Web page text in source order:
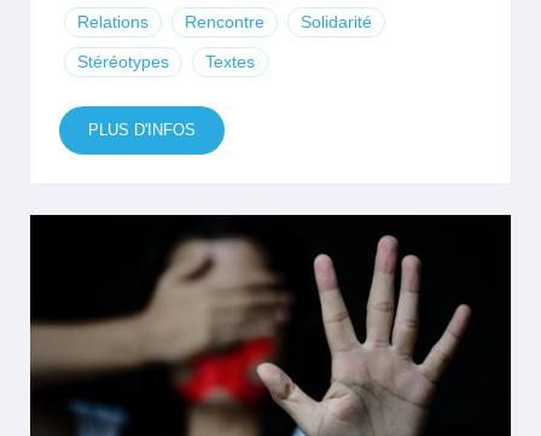
Relations Rencontre Solidarité
Stéréotypes Textes
PLUS D'INFOS